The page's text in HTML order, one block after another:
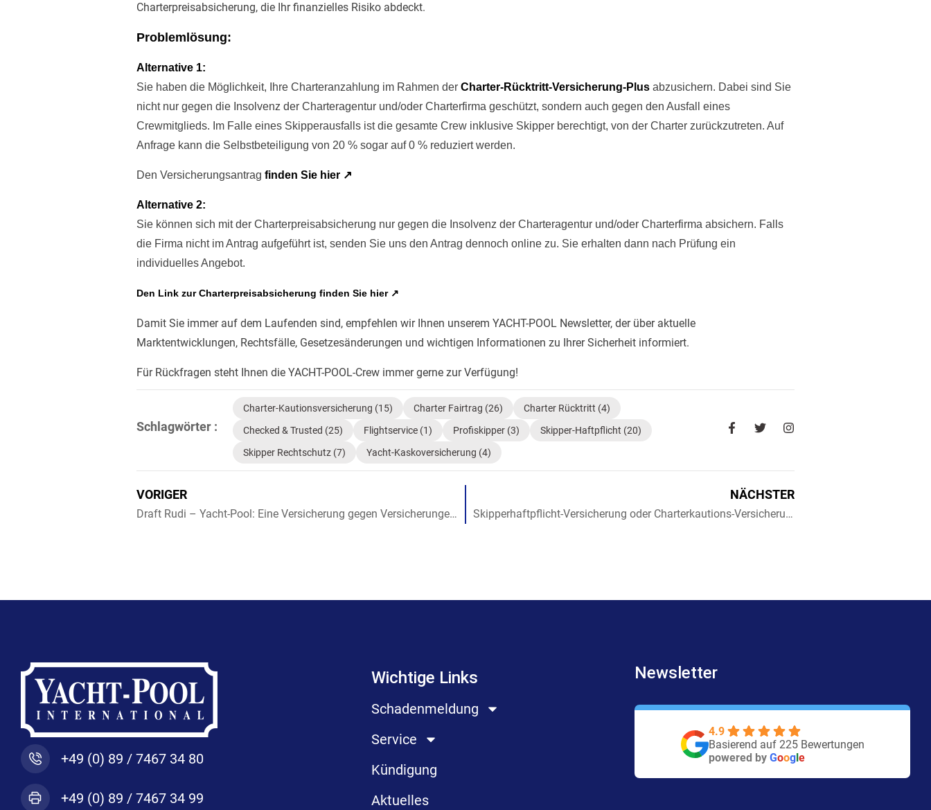
Charterpreisabsicherung, die Ihr finanzielles Risiko abdeckt.
Problemlösung:
Alternative 1:
Sie haben die Möglichkeit, Ihre Charteranzahlung im Rahmen der Charter-Rücktritt-Versicherung-Plus abzusichern. Dabei sind Sie
nicht nur gegen die Insolvenz der Charteragentur und/oder Charterfirma geschützt, sondern auch gegen den Ausfall eines
Crewmitglieds. Im Falle eines Skipperausfalls ist die gesamte Crew inklusive Skipper berechtigt, von der Charter zurückzutreten. Auf
Anfrage kann die Selbstbeteiligung von 20 % sogar auf 0 % reduziert werden.
Den Versicherungsantrag finden Sie hier ↗
Alternative 2:
Sie können sich mit der Charterpreisabsicherung nur gegen die Insolvenz der Charteragentur und/oder Charterfirma absichern. Falls
die Firma nicht im Antrag aufgeführt ist, senden Sie uns den Antrag dennoch online zu. Sie erhalten dann nach Prüfung ein
individuelles Angebot.
Den Link zur Charterpreisabsicherung finden Sie hier ↗
Damit Sie immer auf dem Laufenden sind, empfehlen wir Ihnen unserem YACHT-POOL Newsletter, der über aktuelle
Marktentwicklungen, Rechtsfälle, Gesetzesänderungen und wichtigen Informationen zu Ihrer Sicherheit informiert.
Für Rückfragen steht Ihnen die YACHT-POOL-Crew immer gerne zur Verfügung!
Schlagwörter :
Charter-Kautionsversicherung (15) Charter Fairtrag (26) Charter Rücktritt (4)
Checked & Trusted (25) Flightservice (1) Profiskipper (3) Skipper-Haftpflicht (20)
Skipper Rechtschutz (7) Yacht-Kaskoversicherung (4)
F
a
b
o
k
-
T
w
t
r
I
n
a
r
m
VORIGER
Draft Rudi – Yacht-Pool: Eine Versicherung gegen Versicherungen?
NÄCHSTER
Skipperhaftpflicht-Versicherung oder Charterkautions-Versicherung?
+49 (0) 89 / 7467 34 80
+49 (0) 89 / 7467 34 99
Wichtige Links
Schadenmeldung
Service
Kündigung
Aktuelles
Newsletter
4.9
Basierend auf 225 Bewertungen
powered by Google